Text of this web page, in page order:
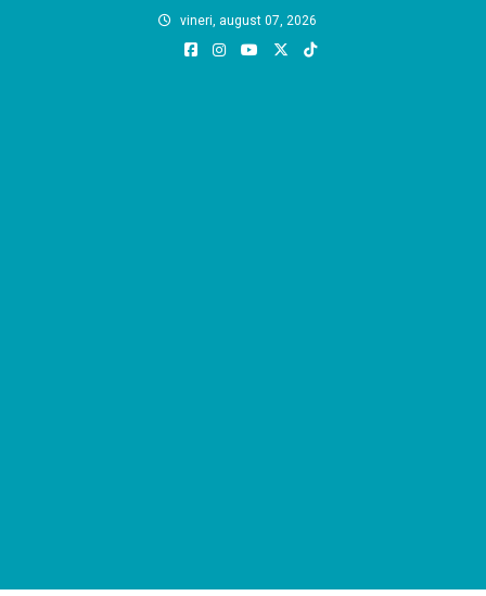
vineri, august 07, 2026